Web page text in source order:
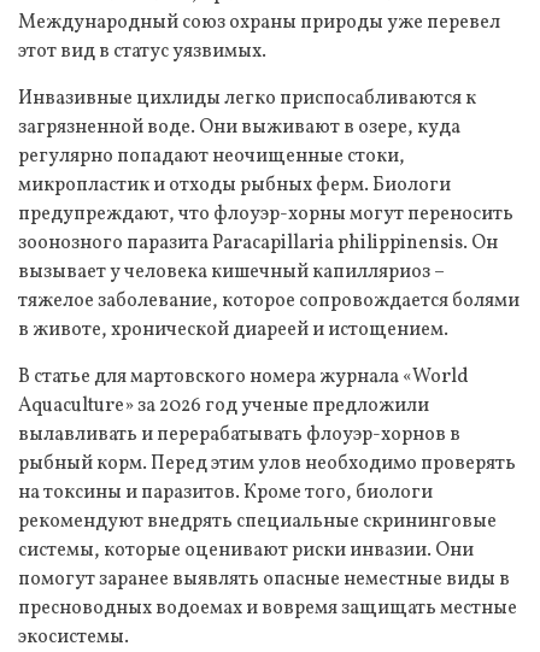
Международный союз охраны природы уже перевел
этот вид в статус уязвимых.
Инвазивные цихлиды легко приспосабливаются к
загрязненной воде. Они выживают в озере, куда
регулярно попадают неочищенные стоки,
микропластик и отходы рыбных ферм. Биологи
предупреждают, что флоуэр-хорны могут переносить
зоонозного паразита Paracapillaria philippinensis. Он
вызывает у человека кишечный капилляриоз –
тяжелое заболевание, которое сопровождается болями
в животе, хронической диареей и истощением.
В статье для мартовского номера журнала «World
Aquaculture» за 2026 год ученые предложили
вылавливать и перерабатывать флоуэр-хорнов в
рыбный корм. Перед этим улов необходимо проверять
на токсины и паразитов. Кроме того, биологи
рекомендуют внедрять специальные скрининговые
системы, которые оценивают риски инвазии. Они
помогут заранее выявлять опасные неместные виды в
пресноводных водоемах и вовремя защищать местные
экосистемы.